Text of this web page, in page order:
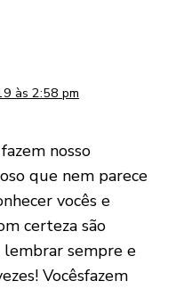
às 2:58 pm
nosso
que nem parece
vocês e
certeza são
sempre e
Vocêsfazem